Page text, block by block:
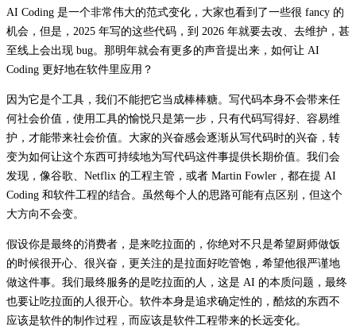
AI Coding 是一个非常伟大的范式变化，大家也看到了一些很 fancy 的
机会，但是，2025 年写的这些代码，到 2026 年就要去改、去维护，甚
至线上会出现 bug。那明年就会有更多的声音提出来，如何让 AI
Coding 更好地在软件里应用？
因为它是个工具，我们不能把它当成棒棒糖。写代码本身不会带来任
何社会价值，使用工具的愉悦只是第一步，只有代码写得好、容易维
护，才能带来社会价值。大家的兴奋感会逐渐从写代码时的兴奋，转
变为如何让这个东西可持续地为写代码这件事提供长期价值。我们会
发现，像谷歌、Netflix 的工程主管，或者 Martin Fowler，都在提 AI
Coding 和软件工程的结合。虽然每个人的思路可能有点区别，但这个
大方向不会变。
假设你是最终的消费者，是来吃拉面的，你绝对不只是希望厨师做饭
的时候很开心、很兴奋，更关注的是拉面好吃管饱，希望他很严谨地
做这件事。我们最终服务的是吃拉面的人，这是 AI 的本质问题，最终
也要让吃拉面的人很开心。软件本身是追求确定性的，酷炫的东西不
应该是软件的制作过程，而应该是软件工程带来的长远变化。